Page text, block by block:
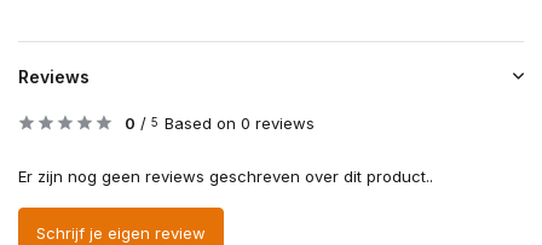
Reviews
0 / 5 Based on 0 reviews
Er zijn nog geen reviews geschreven over dit product..
Schrijf je eigen review